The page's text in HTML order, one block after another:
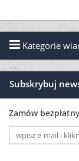
Kategorie
Subskrybuj
Zamów